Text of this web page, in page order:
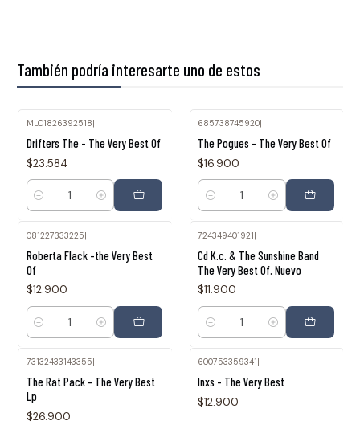
También podría interesarte uno de estos
MLC1826392518|
Drifters The - The Very Best Of
$23.584
Cantidad
685738745920|
The Pogues - The Very Best Of
$16.900
Cantidad
081227333225|
Roberta Flack -the Very Best
Of
$12.900
Cantidad
724349401921|
Cd K.c. & The Sunshine Band
The Very Best Of. Nuevo
$11.900
Cantidad
73132433143355
The Rat Pack - The Very Best
Lp
$26.900
600753359341
Inxs - The Very Best
$12.900